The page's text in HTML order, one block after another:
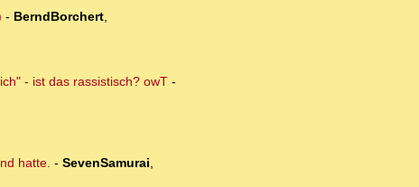
- BerndBorchert,
- ist das rassistisch? owT-
hatte. - SevenSamurai,